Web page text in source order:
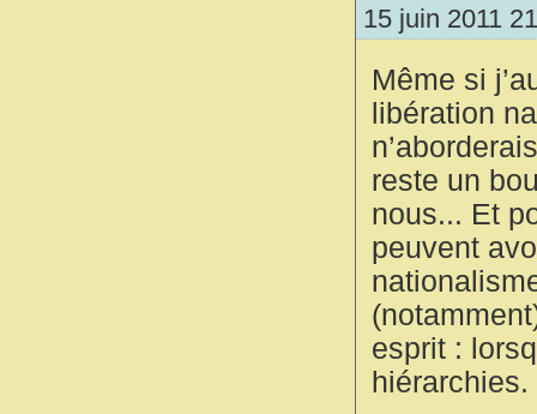
15 juin 2011
Même si
libération
reste un
nous... Et
peuvent
esprit :
hiérarchies.